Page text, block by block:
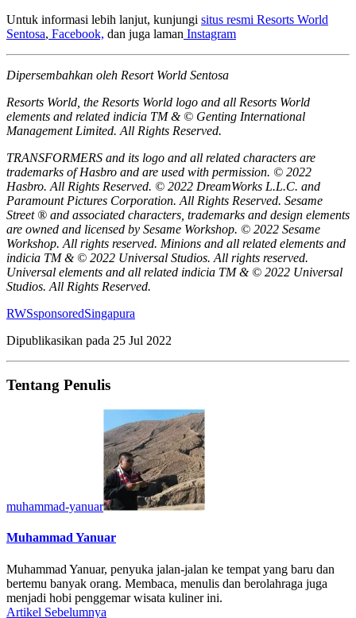
Untuk informasi lebih lanjut, kunjungi situs resmi Resorts World
Sentosa, Facebook, dan juga laman Instagram
Dipersembahkan oleh Resort World Sentosa
Resorts World, the Resorts World logo and all Resorts World
elements and related indicia TM & © Genting International
Management Limited. All Rights Reserved.
TRANSFORMERS and its logo and all related characters are
trademarks of Hasbro and are used with permission. © 2022
Hasbro. All Rights Reserved. © 2022 DreamWorks L.L.C. and
Paramount Pictures Corporation. All Rights Reserved. Sesame
Street ® and associated characters, trademarks and design elements
are owned and licensed by Sesame Workshop. © 2022 Sesame
Workshop. All rights reserved. Minions and all related elements and
indicia TM & © 2022 Universal Studios. All rights reserved.
Universal elements and all related indicia TM & © 2022 Universal
Studios. All Rights Reserved.
RWSsponsoredSingapura
Dipublikasikan pada 25 Jul 2022
Tentang Penulis
muhammad-yanuar
Muhammad Yanuar
Muhammad Yanuar, penyuka jalan-jalan ke tempat yang baru dan
bertemu banyak orang. Membaca, menulis dan berolahraga juga
menjadi hobi penggemar wisata kuliner ini.
Artikel Sebelumnya